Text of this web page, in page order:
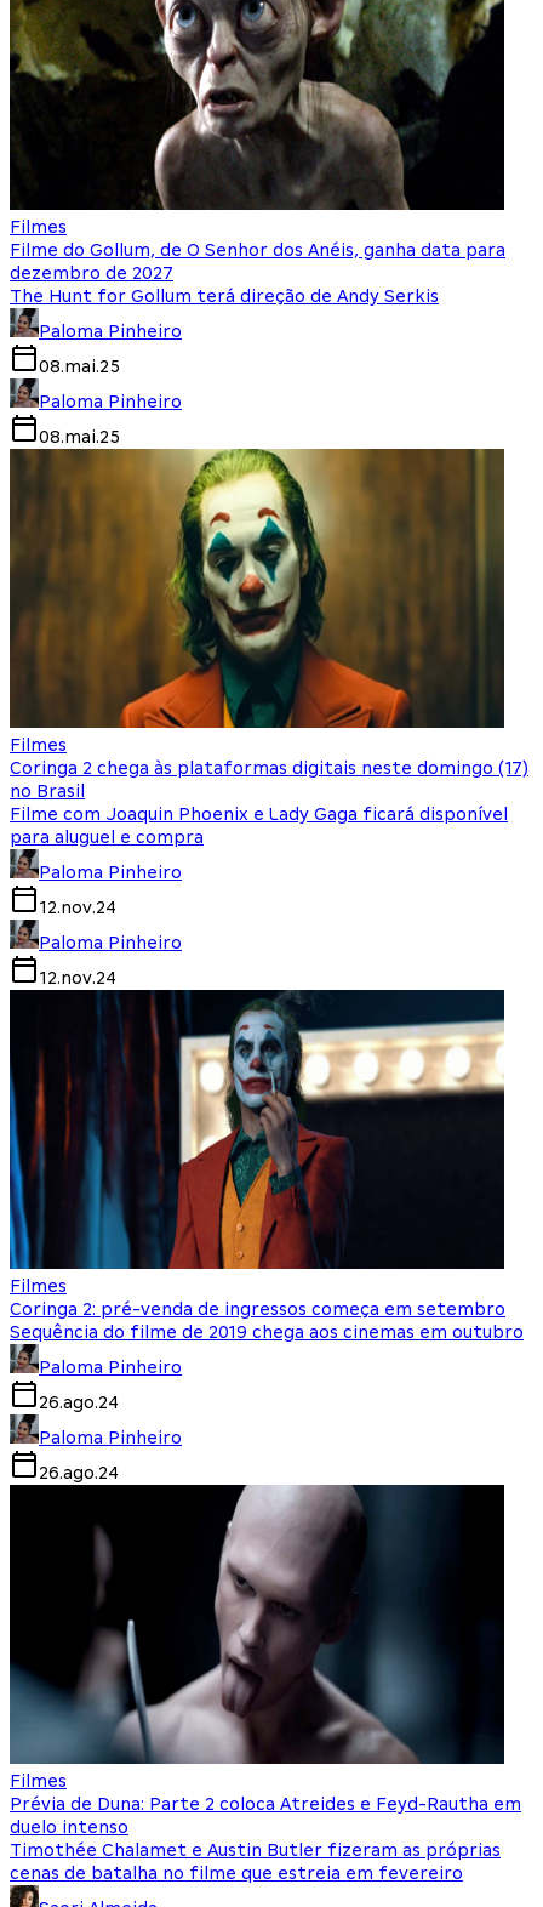
Filmes
Filme do Gollum, de O Senhor dos Anéis, ganha data para
dezembro de 2027
The Hunt for Gollum terá direção de Andy Serkis
Paloma Pinheiro
08.mai.25
Paloma Pinheiro
08.mai.25
Filmes
Coringa 2 chega às plataformas digitais neste domingo (17)
no Brasil
Filme com Joaquin Phoenix e Lady Gaga ficará disponível
para aluguel e compra
Paloma Pinheiro
12.nov.24
Paloma Pinheiro
12.nov.24
Filmes
Coringa 2: pré-venda de ingressos começa em setembro
Sequência do filme de 2019 chega aos cinemas em outubro
Paloma Pinheiro
26.ago.24
Paloma Pinheiro
26.ago.24
Filmes
Prévia de Duna: Parte 2 coloca Atreides e Feyd-Rautha em
duelo intenso
Timothée Chalamet e Austin Butler fizeram as próprias
cenas de batalha no filme que estreia em fevereiro